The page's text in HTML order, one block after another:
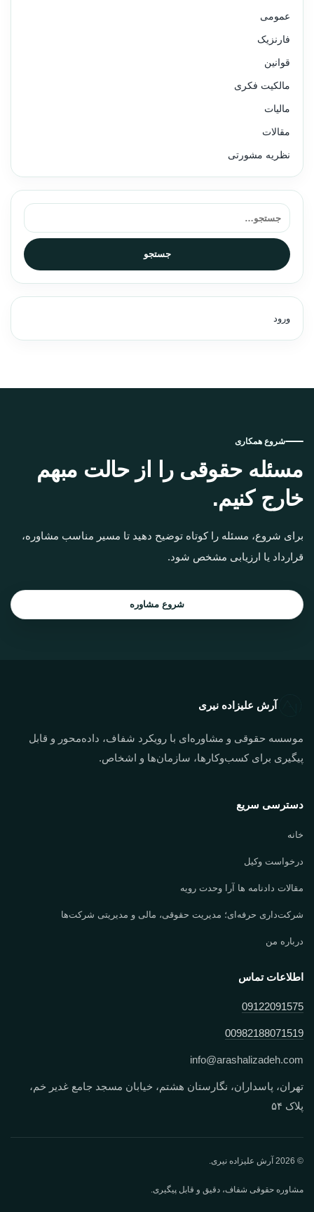
عمومی
فارنزیک
قوانین
مالکیت فکری
مالیات
مقالات
نظریه مشورتی
جستجو برای:
جستجو
ورود
شروع همکاری
مسئله حقوقی را از حالت مبهم
خارج کنیم.
برای شروع، مسئله را کوتاه توضیح دهید تا مسیر مناسب مشاوره،
قرارداد یا ارزیابی مشخص شود.
شروع مشاوره
آرش علیزاده نیری
موسسه حقوقی و مشاوره‌ای با رویکرد شفاف، داده‌محور و قابل
پیگیری برای کسب‌وکارها، سازمان‌ها و اشخاص.
دسترسی سریع
خانه
درخواست وکیل
مقالات دادنامه ها آرا وحدت رویه
شرکت‌داری حرفه‌ای؛ مدیریت حقوقی، مالی و مدیریتی شرکت‌ها
درباره من
اطلاعات تماس
09122091575
00982188071519
info@arashalizadeh.com
تهران، پاسداران، نگارستان هشتم، خیابان مسجد جامع غدیر خم،
پلاک ۵۴
© 2026 آرش علیزاده نیری.
مشاوره حقوقی شفاف، دقیق و قابل پیگیری.